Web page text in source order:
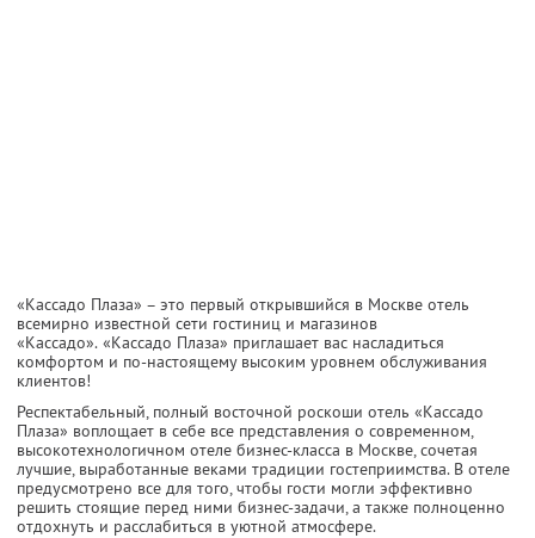
«Кассадо Плаза» – это первый открывшийся в Москве отель
всемирно известной сети гостиниц и магазинов
«Кассадо». «Кассадо Плаза» приглашает вас насладиться
комфортом и по-настоящему высоким уровнем обслуживания
клиентов!
Респектабельный, полный восточной роскоши отель «Кассадо
Плаза» воплощает в себе все представления о современном,
высокотехнологичном отеле бизнес-класса в Москве, сочетая
лучшие, выработанные веками традиции гостеприимства. В отеле
предусмотрено все для того, чтобы гости могли эффективно
решить стоящие перед ними бизнес-задачи, а также полноценно
отдохнуть и расслабиться в уютной атмосфере.